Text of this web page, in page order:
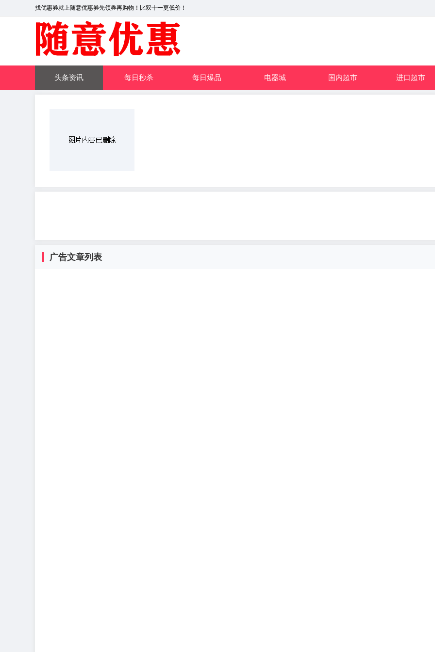
找优惠券就上随意优惠券先领券再购物！比双十一更低价！
头条资讯 每日秒杀 每日爆品 电器城 国内超市 进口超市
广告文章列表